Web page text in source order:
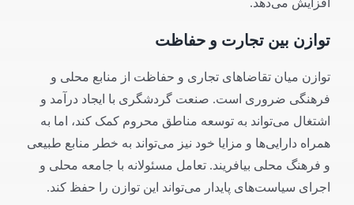
افزایش می‌دهد.
توازن بین تجارت و حفاظت
توازن میان تقاضاهای تجاری و حفاظت از منابع محلی و
فرهنگی ضروری است. صنعت گردشگری با ایجاد درآمد و
اشتغال می‌تواند به توسعه مناطق محروم کمک کند، اما به
همراه دارایی‌ها و مزایا خود نیز می‌تواند به خطر منابع طبیعی
و فرهنگ محلی بیافریند. تعامل مسئولانه با جامعه محلی و
اجرای سیاست‌های پایدار می‌تواند این توازن را حفظ کند.